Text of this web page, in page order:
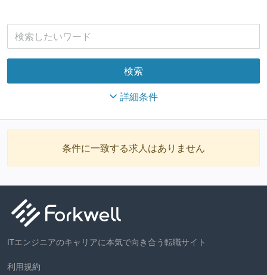
詳細条件
条件に一致する求人はありません
ITエンジニアのキャリアに本気で向き合う転職サイト
利用規約